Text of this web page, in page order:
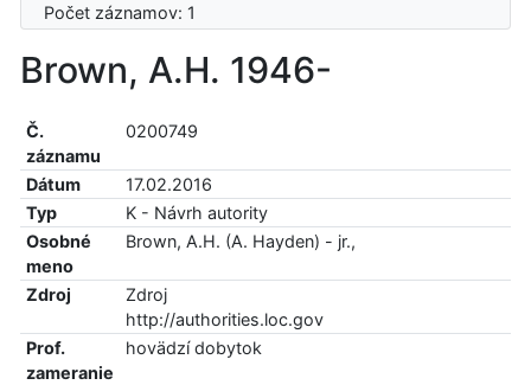
Počet záznamov: 1
Brown, A.H. 1946-
Č.
záznamu
0200749
Dátum
17.02.2016
Typ
K - Návrh autority
Osobné
meno
Brown, A.H. (A. Hayden) - jr.,
Zdroj
Zdroj
http://authorities.loc.gov
Prof.
zameranie
hovädzí dobytok